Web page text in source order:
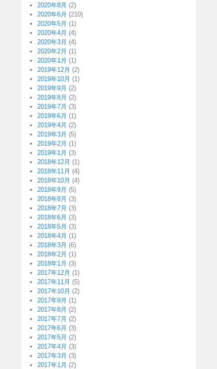
2020年8月 (2)
2020年6月 (210)
2020年5月 (1)
2020年4月 (4)
2020年3月 (4)
2020年2月 (1)
2020年1月 (1)
2019年12月 (2)
2019年10月 (1)
2019年9月 (2)
2019年8月 (2)
2019年7月 (3)
2019年6月 (1)
2019年4月 (2)
2019年3月 (5)
2019年2月 (1)
2019年1月 (3)
2018年12月 (1)
2018年11月 (4)
2018年10月 (4)
2018年9月 (5)
2018年8月 (3)
2018年7月 (3)
2018年6月 (3)
2018年5月 (3)
2018年4月 (1)
2018年3月 (6)
2018年2月 (1)
2018年1月 (3)
2017年12月 (1)
2017年11月 (5)
2017年10月 (2)
2017年9月 (1)
2017年8月 (2)
2017年7月 (2)
2017年6月 (3)
2017年5月 (2)
2017年4月 (3)
2017年3月 (3)
2017年1月 (2)